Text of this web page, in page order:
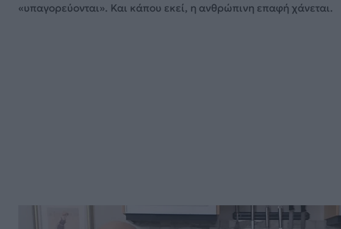
«υπαγορεύονται». Και κάπου εκεί, η ανθρώπινη επαφή χάνεται.